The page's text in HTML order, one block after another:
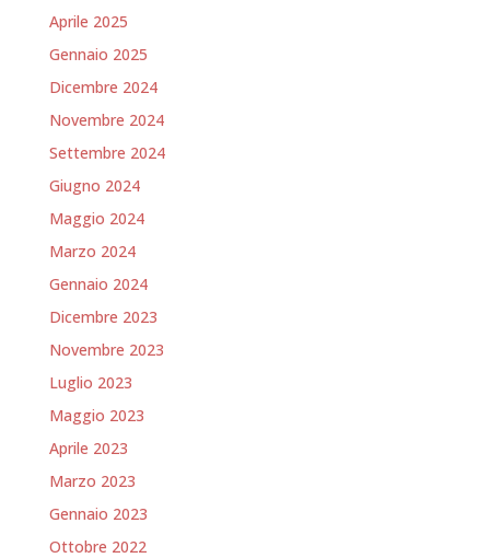
Aprile 2025
Gennaio 2025
Dicembre 2024
Novembre 2024
Settembre 2024
Giugno 2024
Maggio 2024
Marzo 2024
Gennaio 2024
Dicembre 2023
Novembre 2023
Luglio 2023
Maggio 2023
Aprile 2023
Marzo 2023
Gennaio 2023
Ottobre 2022